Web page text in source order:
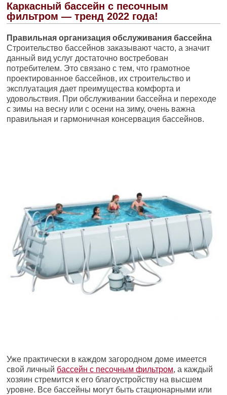
Каркасный бассейн с песочным
фильтром — тренд 2022 года!
Правильная организация обслуживания бассейна
Строительство бассейнов заказывают часто, а значит
данный вид услуг достаточно востребован
потребителем. Это связано с тем, что грамотное
проектированное бассейнов, их строительство и
эксплуатация дает преимущества комфорта и
удовольствия. При обслуживании бассейна и переходе
с зимы на весну или с осени на зиму, очень важна
правильная и гармоничная консервация бассейнов.
Уже практически в каждом загородном доме имеется
свой личный бассейн с песочным фильтром, а каждый
хозяин стремится к его благоустройству на высшем
уровне. Все бассейны могут быть стационарными или